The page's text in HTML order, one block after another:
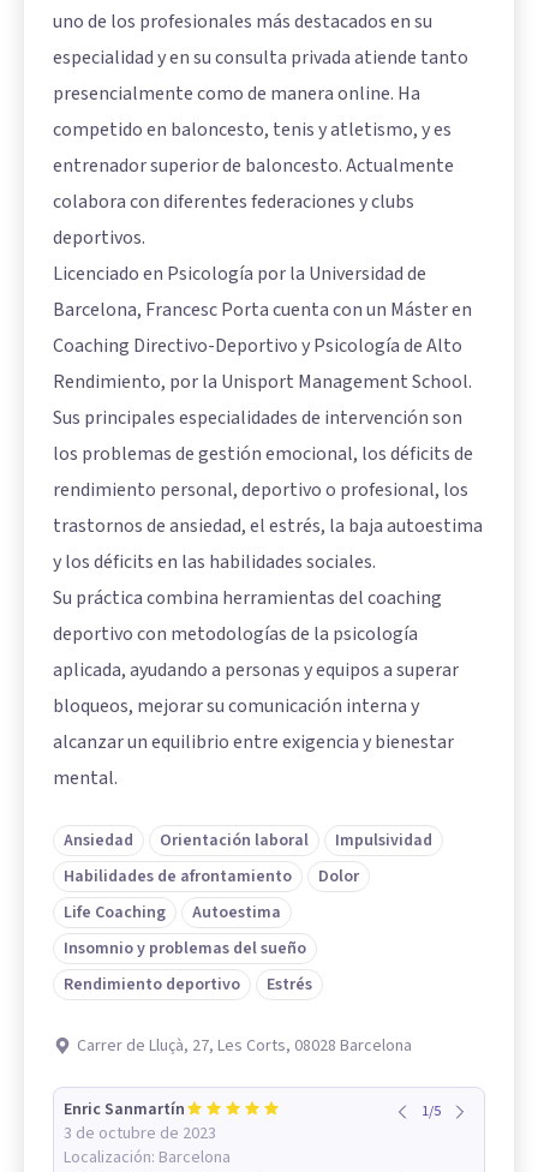
uno de los profesionales más destacados en su
especialidad y en su consulta privada atiende tanto
presencialmente como de manera online. Ha
competido en baloncesto, tenis y atletismo, y es
entrenador superior de baloncesto. Actualmente
colabora con diferentes federaciones y clubs
deportivos.
Licenciado en Psicología por la Universidad de
Barcelona, Francesc Porta cuenta con un Máster en
Coaching Directivo-Deportivo y Psicología de Alto
Rendimiento, por la Unisport Management School.
Sus principales especialidades de intervención son
los problemas de gestión emocional, los déficits de
rendimiento personal, deportivo o profesional, los
trastornos de ansiedad, el estrés, la baja autoestima
y los déficits en las habilidades sociales.
Su práctica combina herramientas del coaching
deportivo con metodologías de la psicología
aplicada, ayudando a personas y equipos a superar
bloqueos, mejorar su comunicación interna y
alcanzar un equilibrio entre exigencia y bienestar
mental.
Ansiedad Orientación laboral
Impulsividad
Habilidades de afrontamiento
Dolor
Life Coaching
Autoestima
Insomnio y problemas del sueño
Rendimiento deportivo
Estrés
Carrer de Lluçà, 27, Les Corts, 08028 Barcelona
Enric Sanmartín
3 de octubre de 2023
Localización: Barcelona
1/5